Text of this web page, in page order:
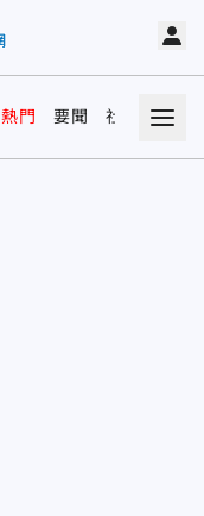
熱門 要聞 社會 娛樂